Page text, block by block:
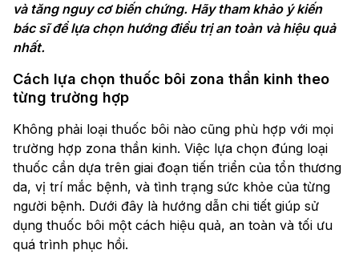
và tăng nguy cơ biến chứng. Hãy tham khảo ý kiến
bác sĩ để lựa chọn hướng điều trị an toàn và hiệu quả
nhất.
Cách lựa chọn thuốc bôi zona thần kinh theo
từng trường hợp
Không phải loại thuốc bôi nào cũng phù hợp với mọi
trường hợp zona thần kinh. Việc lựa chọn đúng loại
thuốc cần dựa trên giai đoạn tiến triển của tổn thương
da, vị trí mắc bệnh, và tình trạng sức khỏe của từng
người bệnh. Dưới đây là hướng dẫn chi tiết giúp sử
dụng thuốc bôi một cách hiệu quả, an toàn và tối ưu
quá trình phục hồi.